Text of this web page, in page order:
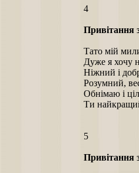
4
Привітання
Тато мій
Дуже я хочу
Ніжний і
Розумний,
Обнімаю і
Ти
5
Привітання